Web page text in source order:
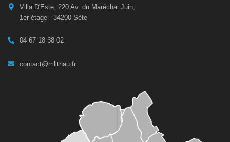
Villa D'Este, 220 Av. du Maréchal Juin,
1er étage - 34200 Sète
04 67 18 38 02
contact@mlithau.fr